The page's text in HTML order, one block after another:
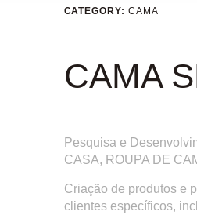
CATEGORY: CAMA
CAMA
Pesquisa e
CASA, ROUPA DE
Criação de produtos e
clientes específicos,